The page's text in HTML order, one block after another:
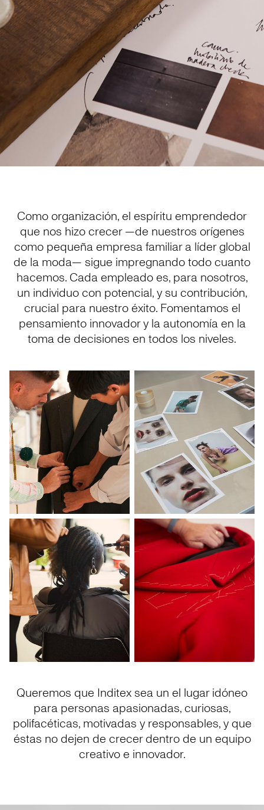
Como organización, el espíritu emprendedor
que nos hizo crecer —de nuestros orígenes
como pequeña empresa familiar a líder global
de la moda— sigue impregnando todo cuanto
hacemos. Cada empleado es, para nosotros,
un individuo con potencial, y su contribución,
crucial para nuestro éxito. Fomentamos el
pensamiento innovador y la autonomía en la
toma de decisiones en todos los niveles.
Queremos que Inditex sea un el lugar idóneo
para personas apasionadas, curiosas,
polifacéticas, motivadas y responsables, y que
éstas no dejen de crecer dentro de un equipo
creativo e innovador.